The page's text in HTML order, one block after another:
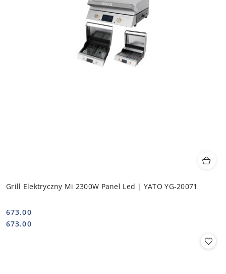
Grill Elektryczny Mi 2300W Panel Led | YATO YG-20071
Cena:
673.00
Cena:
673.00